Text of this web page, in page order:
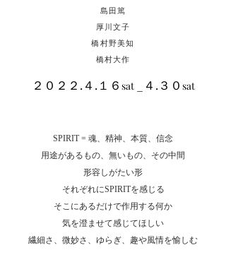
島田篤
厚川文子
橋村野美知
​橋村大作
２０２２.４.１６ sat _４.３０ sat
SPIRIT = 魂、精神、本質、信念
用途があるもの、無いもの、その中間
形容しがたい形
それぞれにSPIRITを感じる
そこにあるだけで作用する何か
気を澄ませて感じてほしい
繊細さ、微妙さ、ゆらぎ、趣や風情を愉しむ